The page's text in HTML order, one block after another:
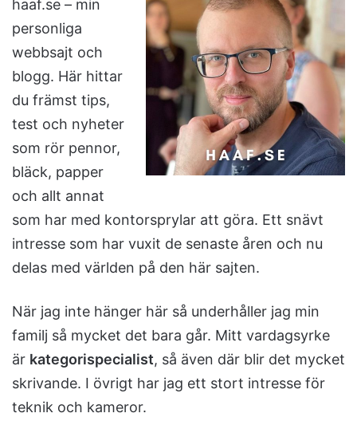
haaf.se – min
personliga
webbsajt och
blogg. Här hittar
du främst tips,
test och nyheter
som rör pennor,
bläck, papper
och allt annat
som har med kontorsprylar att göra. Ett snävt
intresse som har vuxit de senaste åren och nu
delas med världen på den här sajten.
När jag inte hänger här så underhåller jag min
familj så mycket det bara går. Mitt vardagsyrke
är kategorispecialist, så även där blir det mycket
skrivande. I övrigt har jag ett stort intresse för
teknik och kameror.